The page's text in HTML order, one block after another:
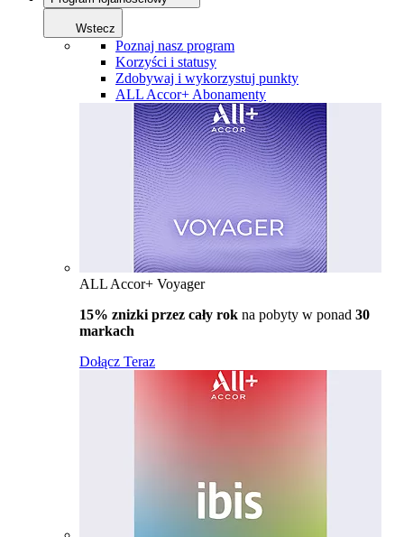
Wstecz
Poznaj nasz program
Korzyści i statusy
Zdobywaj i wykorzystuj punkty
ALL Accor+ Abonamenty
ALL Accor+ Voyager
15% znizki przez cały rok na pobyty w ponad 30
markach
Dołącz Teraz